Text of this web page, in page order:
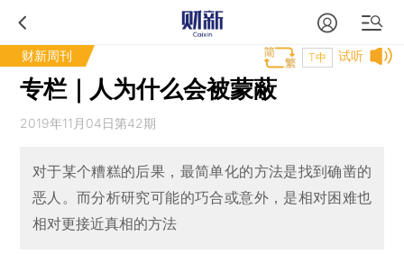
财新周刊 试听
T中
专栏｜人为什么会被蒙蔽
2019年11月04日第42期
对于某个糟糕的后果，最简单化的方法是找到确凿的
恶人。而分析研究可能的巧合或意外，是相对困难也
相对更接近真相的方法